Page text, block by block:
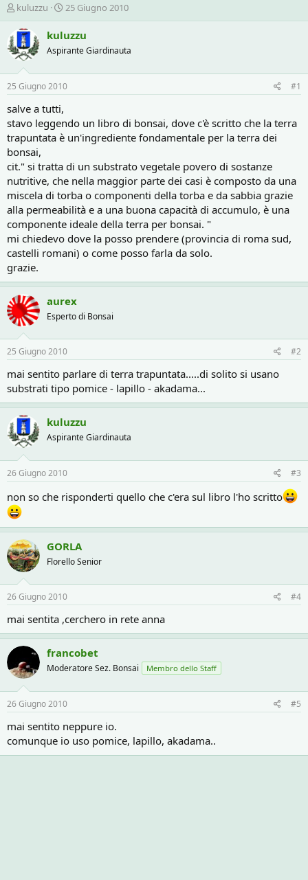
C
r
e
a
t
o
e
D
s
c
u
s
s
i
o
n
e
kuluzzu
D
a
t
d
i
n
i
o
25 Giugno 2010
kuluzzu
Aspirante Giardinauta
25 Giugno 2010 #1
salve a tutti,
stavo leggendo un libro di bonsai, dove c'è scritto che la terra
trapuntata è un'ingrediente fondamentale per la terra dei
bonsai,
cit." si tratta di un substrato vegetale povero di sostanze
nutritive, che nella maggior parte dei casi è composto da una
miscela di torba o componenti della torba e da sabbia grazie
alla permeabilità e a una buona capacità di accumulo, è una
componente ideale della terra per bonsai. "
mi chiedevo dove la posso prendere (provincia di roma sud,
castelli romani) o come posso farla da solo.
grazie.
aurex
Esperto di Bonsai
25 Giugno 2010 #2
mai sentito parlare di terra trapuntata.....di solito si usano
substrati tipo pomice - lapillo - akadama...
kuluzzu
Aspirante Giardinauta
26 Giugno 2010 #3
non so che risponderti quello che c'era sul libro l'ho scritto
GORLA
Florello Senior
26 Giugno 2010 #4
mai sentita ,cerchero in rete anna
francobet
Moderatore Sez. Bonsai Membro dello Staff
26 Giugno 2010 #5
mai sentito neppure io.
comunque io uso pomice, lapillo, akadama..